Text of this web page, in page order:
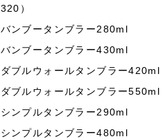
320）
バンブータンブラー280ml
バンブータンブラー430ml
ダブルウォールタンブラー420ml
ダブルウォールタンブラー550ml
シンプルタンブラー290ml
シンプルタンブラー480ml